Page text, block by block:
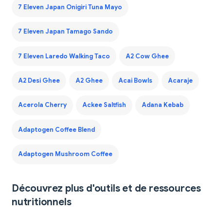
7 Eleven Japan Onigiri Tuna Mayo
7 Eleven Japan Tamago Sando
7 Eleven Laredo Walking Taco A2 Cow Ghee
A2 Desi Ghee A2 Ghee Acai Bowls Acaraje
Acerola Cherry Ackee Saltfish Adana Kebab
Adaptogen Coffee Blend
Adaptogen Mushroom Coffee
Découvrez plus d'outils et de ressources
nutritionnels